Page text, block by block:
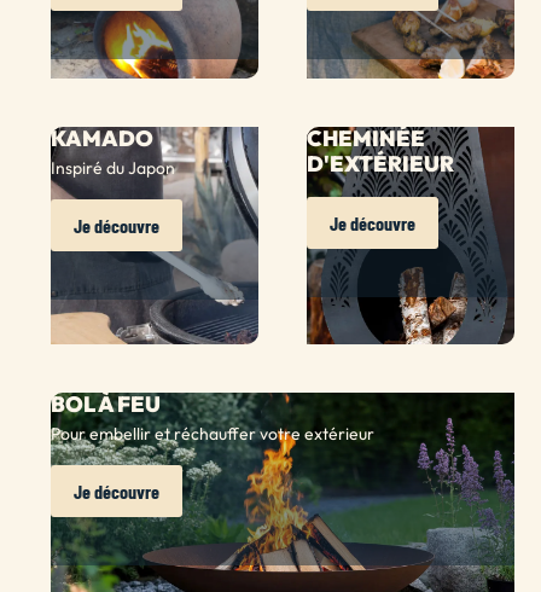
KAMADO
Inspiré du Japon
Je découvre
CHEMINÉE
D'EXTÉRIEUR
Je découvre
BOL À FEU
Pour embellir et réchauffer votre extérieur
Je découvre